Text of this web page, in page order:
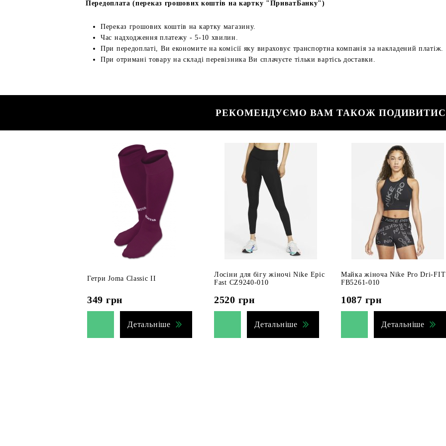
Передоплата (переказ грошових коштів на картку "ПриватБанку")
Переказ грошових коштів на картку магазину.
Час надходження платежу - 5-10 хвилин.
При передоплаті, Ви економите на комісії яку вираховує транспортна компанія за накладений платіж.
При отримані товару на складі перевізника Ви сплачуєте тільки вартісь доставки.
РЕКОМЕНДУЄМО ВАМ ТАКОЖ
Гетри Joma Classic II
349 грн
Детальніше
Лосіни для бігу жіночі Nike Epic
Fast CZ9240-010
2520 грн
Детальніше
Майка жіноча Nike Pro Dri-FIT
FB5261-010
1087 грн
Детальніше